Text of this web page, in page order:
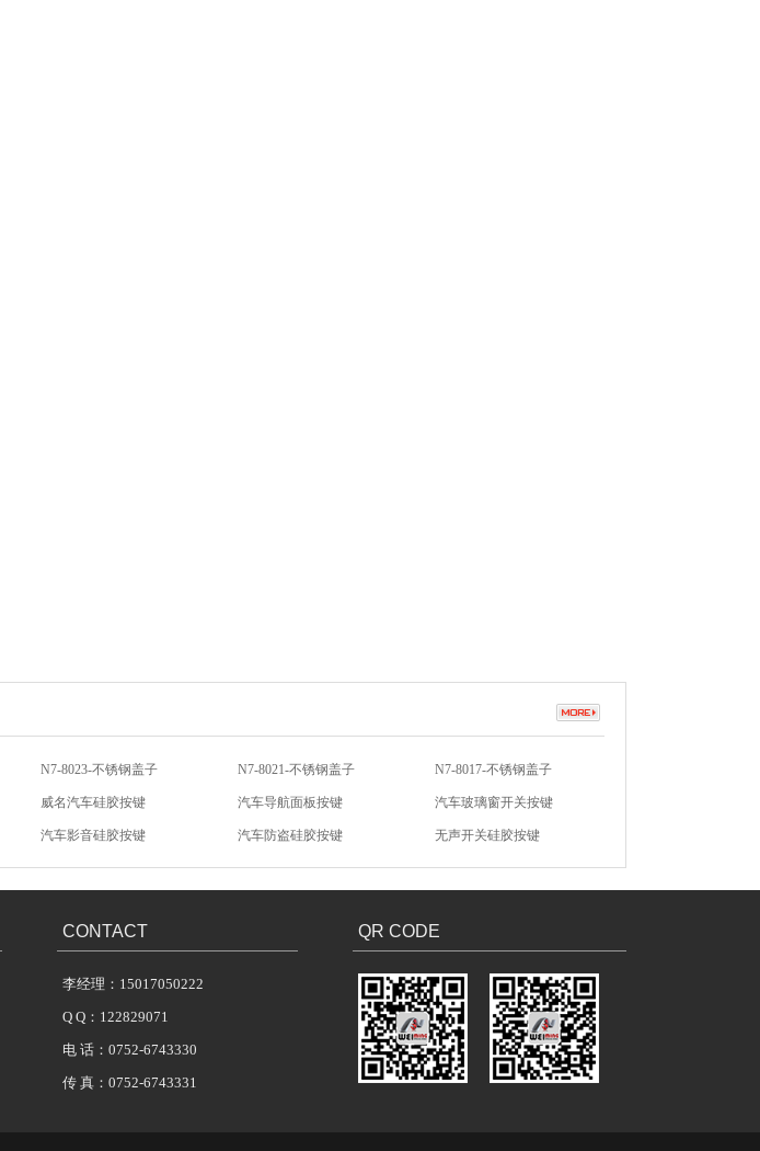
CONTACT
李经理：15017050222
Q Q：122829071
电 话：0752-6743330
传 真：0752-6743331
QR CODE